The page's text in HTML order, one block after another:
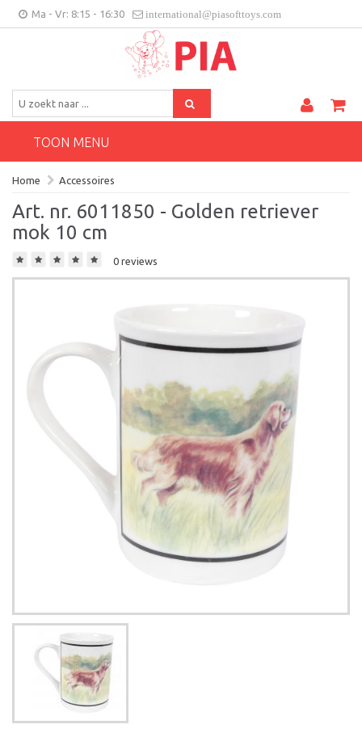
Ma - Vr: 8:15 - 16:30 international@piasofttoys.com
Klantenfeedback
BE/NL
TOON MENU
Home Accessoires
Art. nr. 6011850 - Golden retriever
mok 10 cm
0 reviews